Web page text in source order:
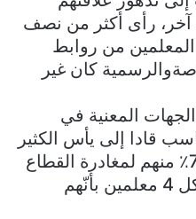
رأى أكثر من نصف
من روابط
كان غير
المعنية في
قادا إلى يأس الكثير
من المعلمين، إذ يخطط 73٪ منهم لمغادرة القطاع
التعليمي، بينما أفاد 3 من كل 4 معلمين بأنّهم